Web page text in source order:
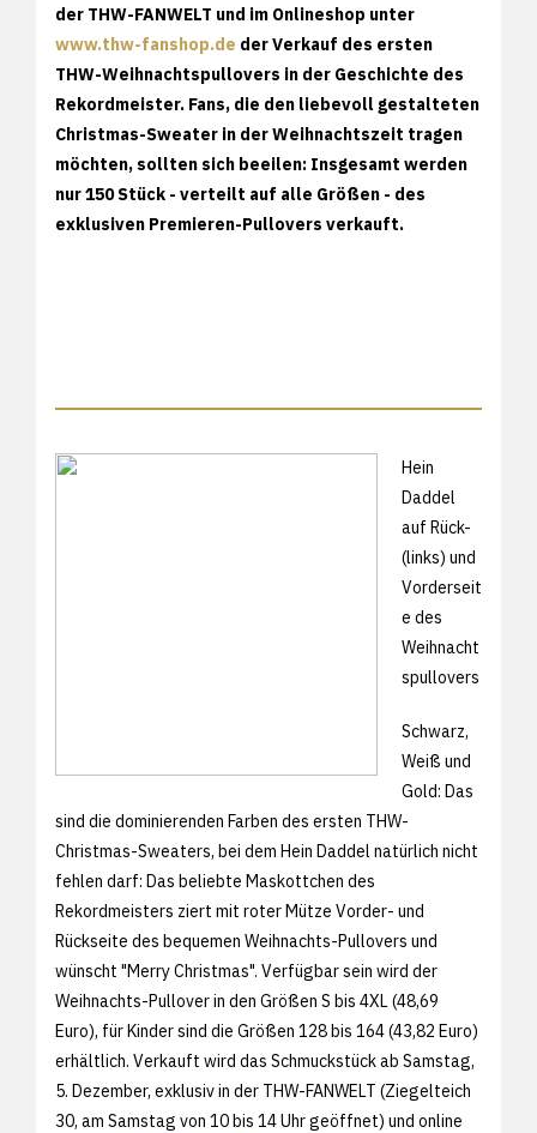
der THW-FANWELT und im Onlineshop unter
www.thw-fanshop.de der Verkauf des ersten
THW-Weihnachtspullovers in der Geschichte des
Rekordmeister. Fans, die den liebevoll gestalteten
Christmas-Sweater in der Weihnachtszeit tragen
möchten, sollten sich beeilen: Insgesamt werden
nur 150 Stück - verteilt auf alle Größen - des
exklusiven Premieren-Pullovers verkauft.
Hein
Daddel
auf Rück-
(links) und
Vorderseit
e des
Weihnacht
spullovers
Schwarz,
Weiß und
Gold: Das
sind die dominierenden Farben des ersten THW-
Christmas-Sweaters, bei dem Hein Daddel natürlich nicht
fehlen darf: Das beliebte Maskottchen des
Rekordmeisters ziert mit roter Mütze Vorder- und
Rückseite des bequemen Weihnachts-Pullovers und
wünscht "Merry Christmas". Verfügbar sein wird der
Weihnachts-Pullover in den Größen S bis 4XL (48,69
Euro), für Kinder sind die Größen 128 bis 164 (43,82 Euro)
erhältlich. Verkauft wird das Schmuckstück ab Samstag,
5. Dezember, exklusiv in der THW-FANWELT (Ziegelteich
30, am Samstag von 10 bis 14 Uhr geöffnet) und online